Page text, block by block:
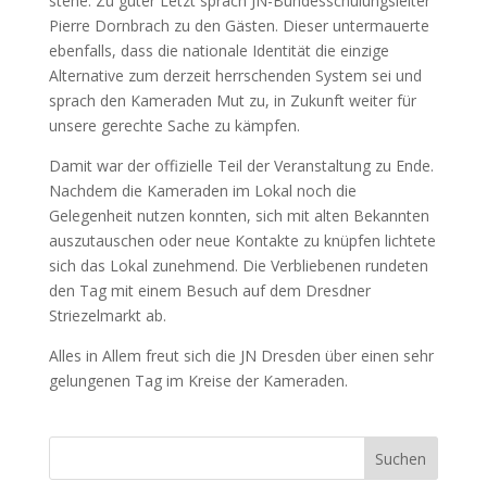
Pierre Dornbrach zu den Gästen. Dieser untermauerte
ebenfalls, dass die nationale Identität die einzige
Alternative zum derzeit herrschenden System sei und
sprach den Kameraden Mut zu, in Zukunft weiter für
unsere gerechte Sache zu kämpfen.
Damit war der offizielle Teil der Veranstaltung zu Ende.
Nachdem die Kameraden im Lokal noch die
Gelegenheit nutzen konnten, sich mit alten Bekannten
auszutauschen oder neue Kontakte zu knüpfen lichtete
sich das Lokal zunehmend. Die Verbliebenen rundeten
den Tag mit einem Besuch auf dem Dresdner
Striezelmarkt ab.
Alles in Allem freut sich die JN Dresden über einen sehr
gelungenen Tag im Kreise der Kameraden.